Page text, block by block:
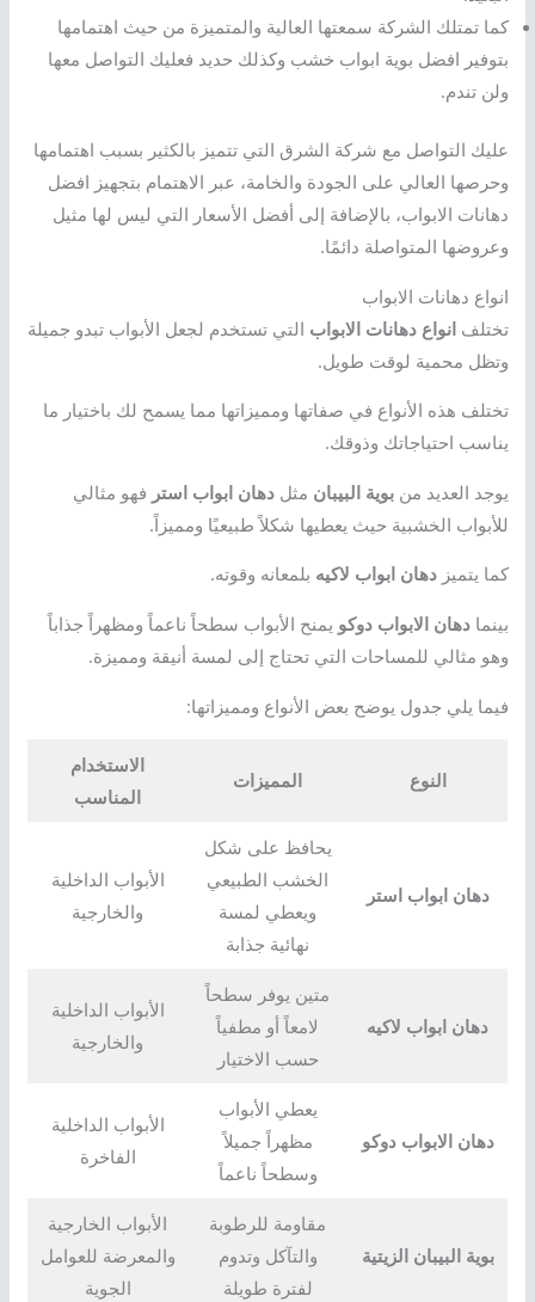
كما تمتلك الشركة سمعتها العالية والمتميزة من حيث اهتمامها
بتوفير افضل بوية ابواب خشب وكذلك حديد فعليك التواصل معها
ولن تندم.
عليك التواصل مع شركة الشرق التي تتميز بالكثير بسبب اهتمامها
وحرصها العالي على الجودة والخامة، عبر الاهتمام بتجهيز افضل
دهانات الابواب، بالإضافة إلى أفضل الأسعار التي ليس لها مثيل
وعروضها المتواصلة دائمًا.
انواع دهانات الابواب
تختلفانواع دهانات الابواب التي تستخدم لجعل الأبواب تبدو جميلة
وتظل محمية لوقت طويل.
تختلف هذه الأنواع في صفاتها ومميزاتها مما يسمح لك باختيار ما
يناسب احتياجاتك وذوقك.
يوجد العديد منبوية البيبان مثلدهان ابواب استر فهو مثالي
للأبواب الخشبية حيث يعطيها شكلاً طبيعيًا ومميزاً.
كما يتميزدهان ابواب لاكيه بلمعانه وقوته.
بينمادهان الابواب دوكو يمنح الأبواب سطحاً ناعماً ومظهراً جذاباً
وهو مثالي للمساحات التي تحتاج إلى لمسة أنيقة ومميزة.
فيما يلي جدول يوضح بعض الأنواع ومميزاتها:
النوع المميزات
الاستخدام
المناسب
دهان ابواب استر
يحافظ على شكل
الخشب الطبيعي
ويعطي لمسة
نهائية جذابة
الأبواب الداخلية
والخارجية
دهان ابواب لاكيه
متين يوفر سطحاً
لامعاً أو مطفياً
حسب الاختيار
الأبواب الداخلية
والخارجية
دهان الابواب دوكو
يعطي الأبواب
مظهراً جميلاً
وسطحاً ناعماً
الأبواب الداخلية
الفاخرة
بوية البيبان الزيتية
مقاومة للرطوبة
والتآكل وتدوم
لفترة طويلة
الأبواب الخارجية
والمعرضة للعوامل
الجوية